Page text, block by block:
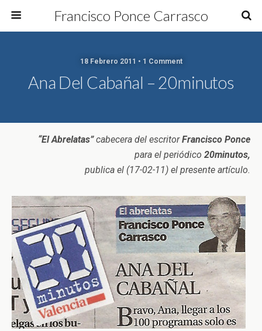
Francisco Ponce Carrasco
18 Febrero 2011 • 1 Comment
Ana Del Cabañal – 20minutos
“El Abrelatas”cabecera del escritorFrancisco Ponce
para el periódico 20minutos,
publica el (17-02-11) el presente artículo.